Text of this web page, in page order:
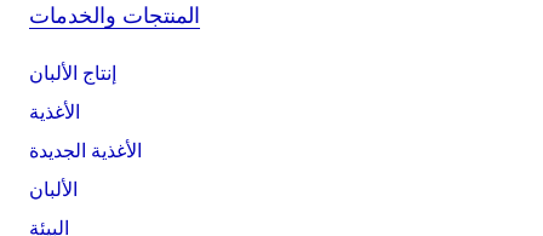
المنتجات والخدمات
إنتاج الألبان
الأغذية
الأغذية الجديدة
الألبان
البيئة